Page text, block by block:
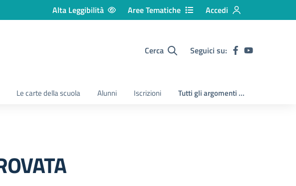
Alta Leggibilità Aree Tematiche Accedi
Cerca Seguici su:
Le carte della scuola Alunni Iscrizioni Tutti gli argomenti ...